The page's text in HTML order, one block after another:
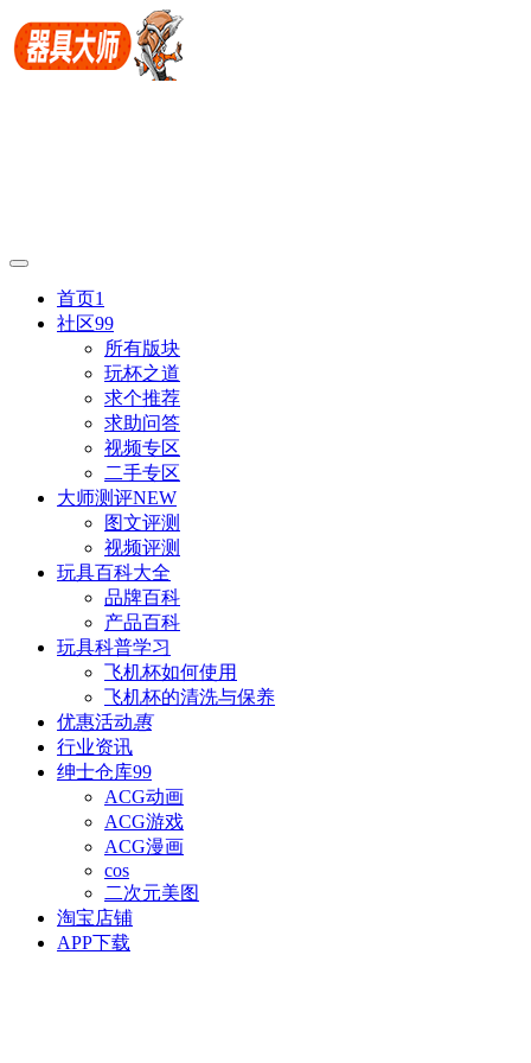
首页1
社区99
所有版块
玩杯之道
求个推荐
求助问答
视频专区
二手专区
大师测评NEW
图文评测
视频评测
玩具百科大全
品牌百科
产品百科
玩具科普学习
飞机杯如何使用
飞机杯的清洗与保养
优惠活动惠
行业资讯
绅士仓库99
ACG动画
ACG游戏
ACG漫画
cos
二次元美图
淘宝店铺
APP下载